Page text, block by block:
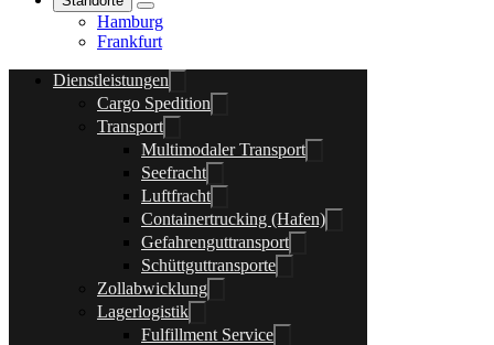
Hamburg
Frankfurt
Dienstleistungen
Cargo Spedition
Transport
Multimodaler Transport
Seefracht
Luftfracht
Containertrucking (Hafen)
Gefahrenguttransport
Schüttguttransporte
Zollabwicklung
Lagerlogistik
Fulfillment Service